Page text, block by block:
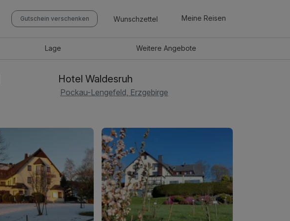
Gutschein verschenken Wunschzettel Meine Reisen
Lage WeitereAngebote
Hotel Waldesruh
Pockau-Lengefeld, Erzgebirge